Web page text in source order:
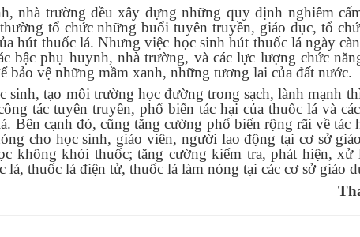
nhà trường đều xây dựng những quy định nghiêm
tổ chức những buổi tuyên truyền, giáo dục, tổ
hút thuốc lá. Nhưng việc học sinh hút thuốc lá ngày
bậc phụ huynh, nhà trường, và các lực lượng chức
bảo vệ những mầm xanh, những tương lai của đất nước.
sinh, tạo môi trường học đường trong sạch, lành mạnh
tác tuyên truyền, phổ biến tác hại của thuốc lá và
Bên cạnh đó, cũng tăng cường phổ biến rộng rãi về tác
cho học sinh, giáo viên, người lao động tại cơ sở
không khói thuốc; tăng cường kiểm tra, phát hiện, xử
thuốc lá điện tử, thuốc lá làm nóng tại các cơ sở giáo